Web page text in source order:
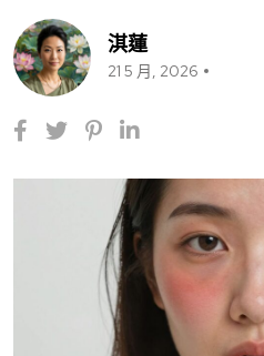
淇蓮
21 5 月, 2026